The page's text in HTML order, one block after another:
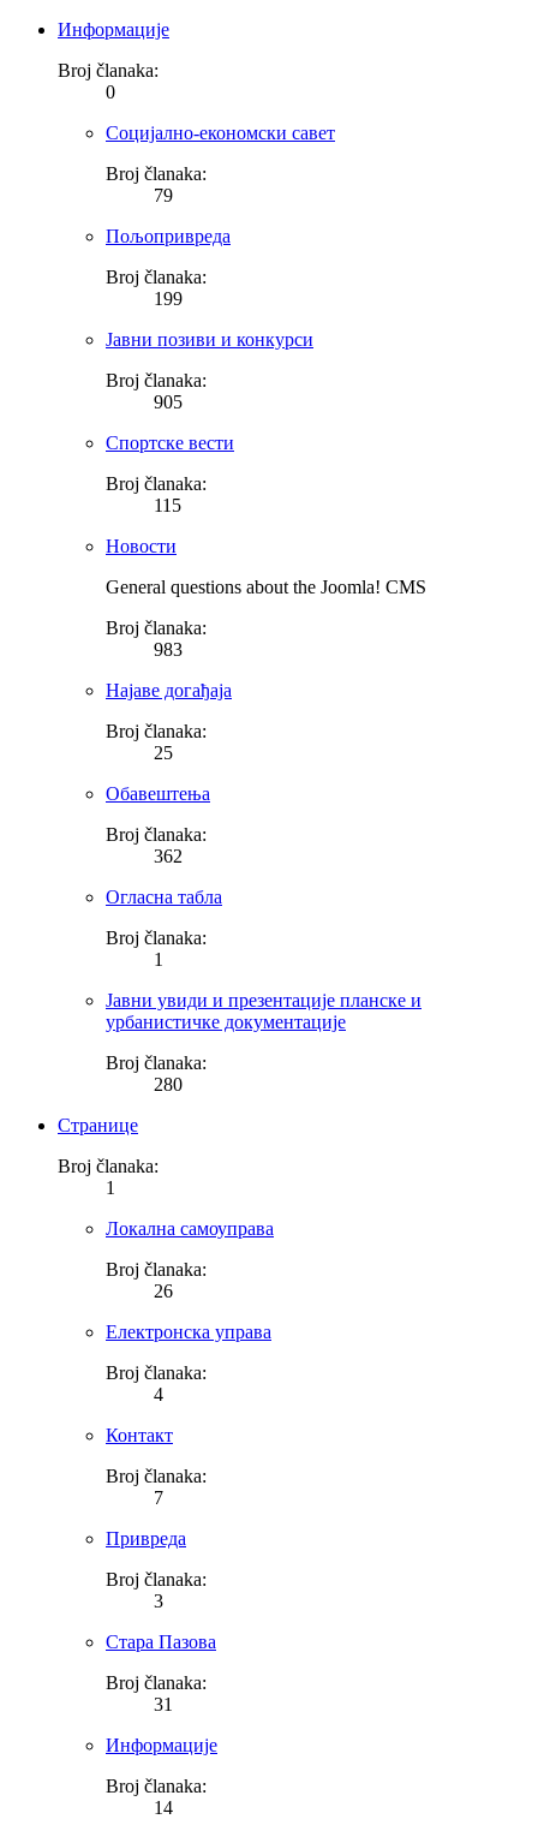
Информације
Broj članaka:
0
Социјално-економски савет
Broj članaka:
79
Пољопривреда
Broj članaka:
199
Јавни позиви и конкурси
Broj članaka:
905
Спортске вести
Broj članaka:
115
Новости
General questions about the Joomla! CMS
Broj članaka:
983
Најаве догађаја
Broj članaka:
25
Обавештења
Broj članaka:
362
Огласна табла
Broj članaka:
1
Јавни увиди и презентације планске и
урбанистичке документације
Broj članaka:
280
Странице
Broj članaka:
1
Локална самоуправа
Broj članaka:
26
Електронска управа
Broj članaka:
4
Контакт
Broj članaka:
7
Привреда
Broj članaka:
3
Стара Пазова
Broj članaka:
31
Информације
Broj članaka:
14